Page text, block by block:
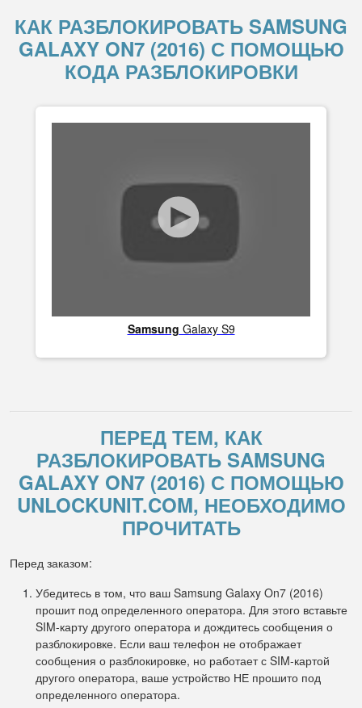
КАК РАЗБЛОКИРОВАТЬ SAMSUNG
GALAXY ON7 (2016) С ПОМОЩЬЮ
КОДА РАЗБЛОКИРОВКИ
Samsung Galaxy S9
ПЕРЕД ТЕМ, КАК
РАЗБЛОКИРОВАТЬ SAMSUNG
GALAXY ON7 (2016) С ПОМОЩЬЮ
UNLOCKUNIT.COM, НЕОБХОДИМО
ПРОЧИТАТЬ
Перед заказом:
Убедитесь в том, что ваш Samsung Galaxy On7 (2016)
прошит под определенного оператора. Для этого вставьте
SIM-карту другого оператора и дождитесь сообщения о
разблокировке. Если ваш телефон не отображает
сообщения о разблокировке, но работает с SIM-картой
другого оператора, ваше устройство НЕ прошито под
определенного оператора.